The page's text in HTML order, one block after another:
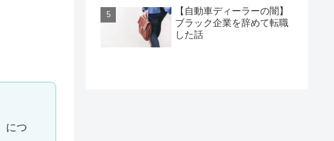
につ
【自動車ディーラーの闇】
ブラック企業を辞めて転職
した話